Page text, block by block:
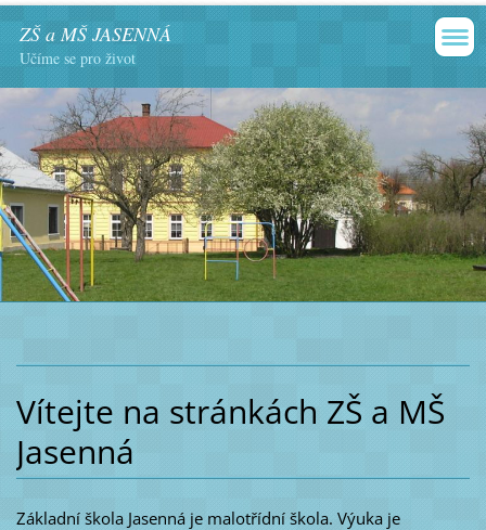
ZŠ a MŠ JASENNÁ
Učíme se pro život
Vítejte na stránkách ZŠ a MŠ
Jasenná
Základní škola Jasenná je malotřídní škola. Výuka je